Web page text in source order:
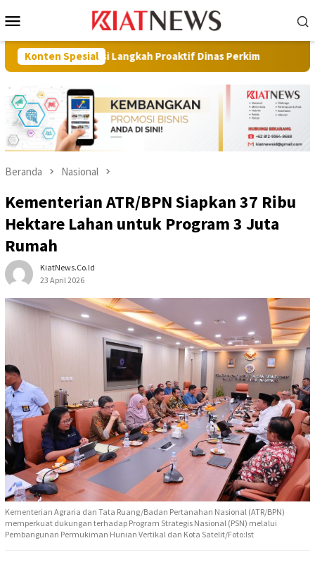
ke
Mobile
Konten Spesial
Langkah Proaktif Dinas Perkim Pilot Project,
Beranda Nasional
Kementerian ATR/BPN Siapkan 37 Ribu
Hektare Lahan untuk Program 3 Juta
Rumah
KiatNews.co.id
23 April 2026
Kementerian Agraria dan Tata Ruang/Badan Pertanahan Nasional (ATR/BPN)
memperkuat dukungan terhadap Program Strategis Nasional (PSN) melalui
Pembangunan Permukiman Hunian Vertikal dan Kota Satelit/Foto:Ist